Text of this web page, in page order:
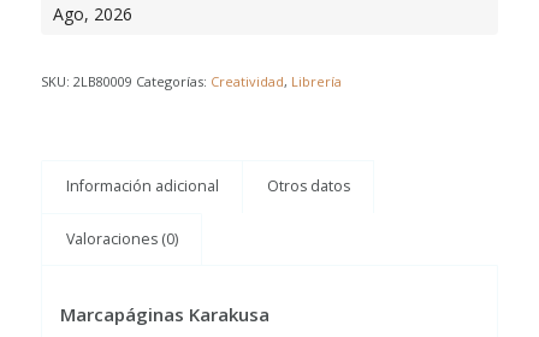
Ago, 2026
SKU: 2LB80009 Categorías: Creatividad, Librería
Información adicional Otros datos
Valoraciones (0)
Marcapáginas Karakusa